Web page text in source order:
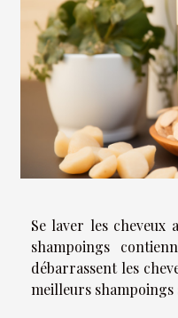
Se laver les cheveux
shampoings
débarrassent les
meilleurs shampoings